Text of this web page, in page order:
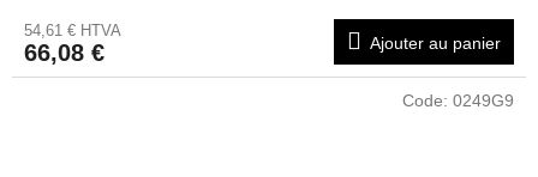
54,61 € HTVA
66,08 € Ajouter au panier
Code: 0249G9